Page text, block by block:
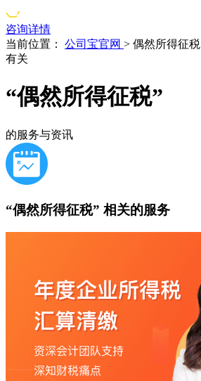
咨询详情
当前位置：
公司宝官网 > 偶然所得征税
有关
“偶然所得征税”
的服务与资讯
“偶然所得征税” 相关的服务